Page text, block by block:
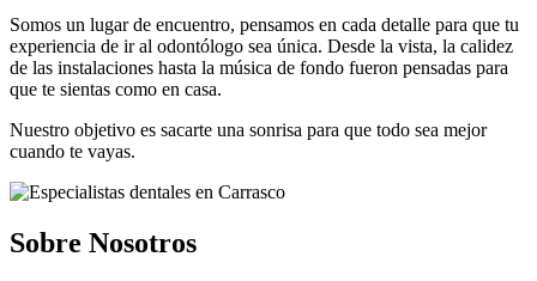
Somos un lugar de encuentro, pensamos en cada detalle para que tu
experiencia de ir al odontólogo sea única. Desde la vista, la calidez
de las instalaciones hasta la música de fondo fueron pensadas para
que te sientas como en casa.​
Nuestro objetivo es sacarte una sonrisa para que todo sea mejor
cuando te vayas.
Sobre Nosotros